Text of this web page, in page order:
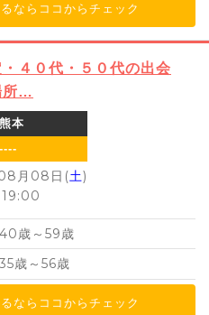
ならココからチェック
４０代・５０代の出会
所…
熊本
----
月08日(土)
19:00
40歳～ 59歳
35歳～ 56歳
ならココからチェック